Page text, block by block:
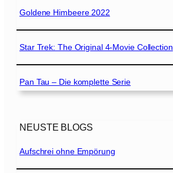
Goldene Himbeere 2022
Star Trek: The Original 4-Movie Collection
Pan Tau – Die komplette Serie
NEUSTE BLOGS
Aufschrei ohne Empörung